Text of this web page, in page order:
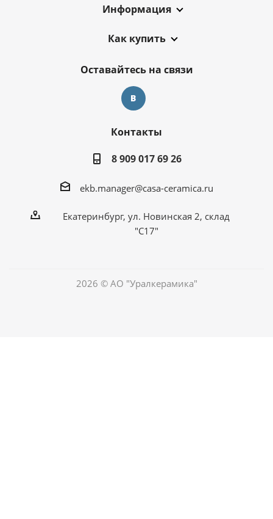
Информация
Как купить
Оставайтесь на связи
Контакты
8 909 017 69 26
ekb.manager@casa-ceramica.ru
Екатеринбург, ул. Новинская 2, склад
"С17"
2026 © АО "Уралкерамика"